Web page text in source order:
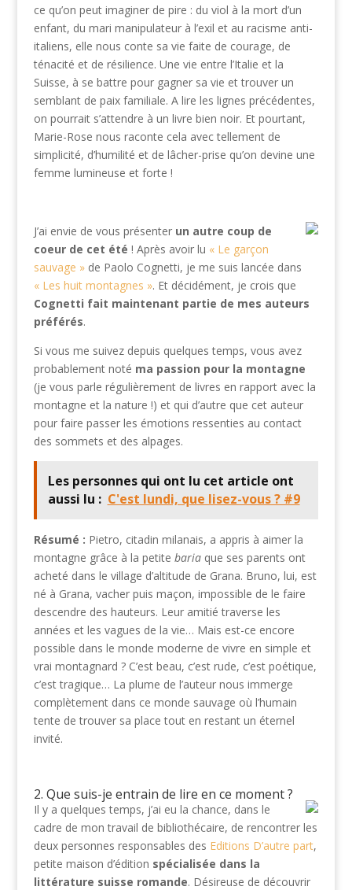
ce qu’on peut imaginer de pire : du viol à la mort d’un
enfant, du mari manipulateur à l’exil et au racisme anti-
italiens, elle nous conte sa vie faite de courage, de
ténacité et de résilience. Une vie entre l’Italie et la
Suisse, à se battre pour gagner sa vie et trouver un
semblant de paix familiale. A lire les lignes précédentes,
on pourrait s’attendre à un livre bien noir. Et pourtant,
Marie-Rose nous raconte cela avec tellement de
simplicité, d’humilité et de lâcher-prise qu’on devine une
femme lumineuse et forte !
J’ai envie de vous présenter un autre coup de
coeur de cet été ! Après avoir lu « Le garçon
sauvage »de Paolo Cognetti, je me suis lancée dans
« Les huit montagnes ». Et décidément, je crois que
Cognetti fait maintenant partie de mes auteurs
préférés.
Si vous me suivez depuis quelques temps, vous avez
probablement noté ma passion pour la montagne
(je vous parle régulièrement de livres en rapport avec la
montagne et la nature !) et qui d’autre que cet auteur
pour faire passer les émotions ressenties au contact
des sommets et des alpages.
Les personnes qui ont lu cet article ont
aussi lu : C'est lundi, que lisez-vous ? #9
Résumé : Pietro, citadin milanais, a appris à aimer la
montagne grâce à la petite bariaque ses parents ont
acheté dans le village d’altitude de Grana. Bruno, lui, est
né à Grana, vacher puis maçon, impossible de le faire
descendre des hauteurs. Leur amitié traverse les
années et les vagues de la vie… Mais est-ce encore
possible dans le monde moderne de vivre en simple et
vrai montagnard ? C’est beau, c’est rude, c’est poétique,
c’est tragique… La plume de l’auteur nous immerge
complètement dans ce monde sauvage où l’humain
tente de trouver sa place tout en restant un éternel
invité.
2. Que suis-je entrain de lire en ce moment ?
Il y a quelques temps, j’ai eu la chance, dans le
cadre de mon travail de bibliothécaire, de rencontrer les
deux personnes responsables des Editions D’autre part,
petite maison d’édition spécialisée dans la
littérature suisse romande. Désireuse de découvrir